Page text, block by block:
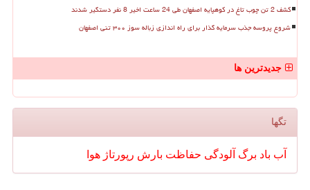
کشف 2 تن چوب تاغ در کوهپایه اصفهان طی 24 ساعت اخیر 8 نفر دستگیر شدند
شروع پروسه جذب سرمایه گذار برای راه اندازی زباله سوز ۳۰۰ تنی اصفهان
جدیدترین ها
تگها
آب باد برگ آلودگی حفاظت بارش رپورتاژ هوا